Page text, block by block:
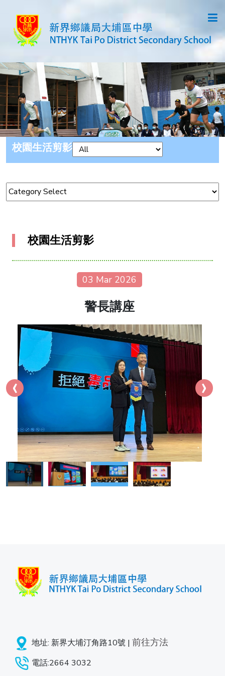
校園生活剪影
校園生活剪影
03 Mar 2026
警長講座
‹ ›
地址: 新界大埔汀角路10號 | 前往方法
電話:2664 3032